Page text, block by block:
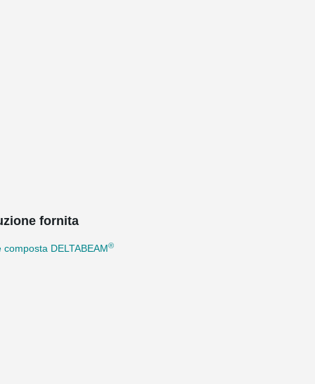
fornita
composta DELTABEAM®